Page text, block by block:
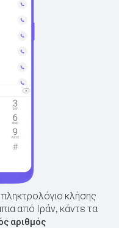
κλήσης
από Ιράν, κάντε τα
αριθμός